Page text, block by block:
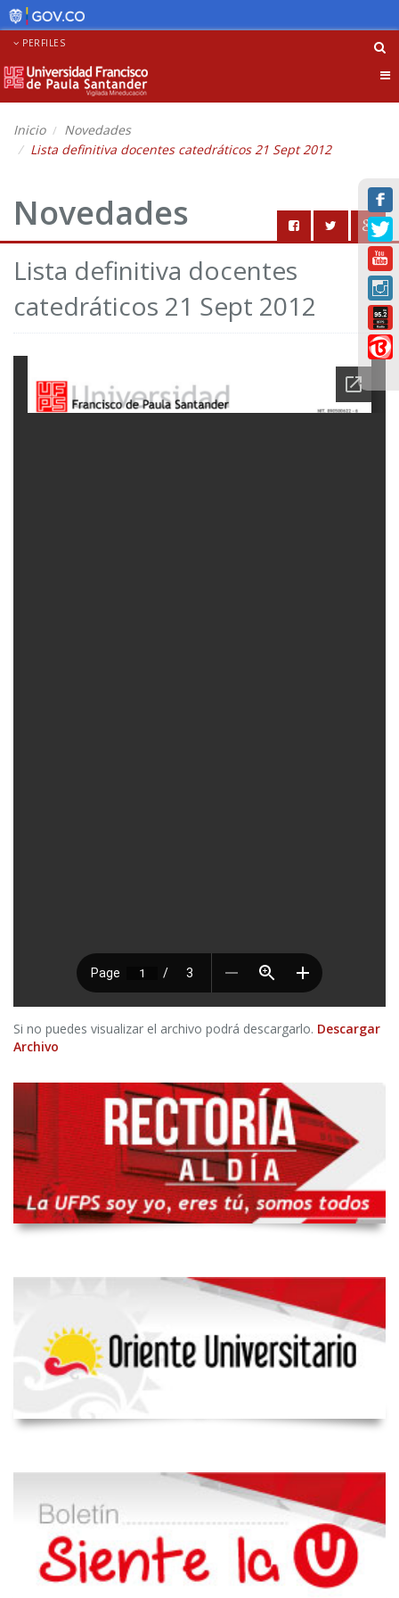
PERFILES
Inicio
Novedades
Lista definitiva docentes catedráticos 21 Sept 2012
Novedades
Lista definitiva docentes
catedráticos 21 Sept 2012
Si no puedes visualizar el archivo podrá descargarlo. Descargar
Archivo